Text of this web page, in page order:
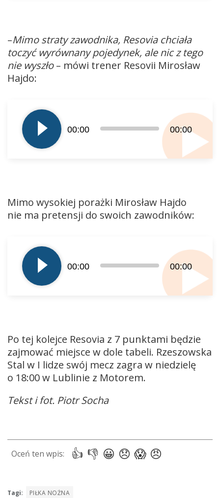
–Mimo straty zawodnika, Resovia chciała
toczyć wyrównany pojedynek, ale nic z tego
nie wyszło– mówi trener Resovii Mirosław
Hajdo:
plików
dźwiękowych
00:00 00:00
Mimo wysokiej porażki Mirosław Hajdo
nie ma pretensji do swoich zawodników:
plików
dźwiękowych
00:00 00:00
Po tej kolejce Resovia z 7 punktami będzie
zajmować miejsce w dole tabeli. Rzeszowska
Stal w I lidze swój mecz zagra w niedzielę
o 18:00 w Lublinie z Motorem.
Tekst i fot. Piotr Socha
Tagi: PIŁKA NOŻNA